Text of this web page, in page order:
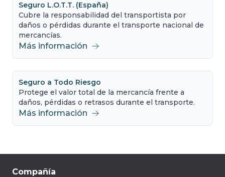
Seguro L.O.T.T. (España)
Cubre la responsabilidad del transportista por
daños o pérdidas durante el transporte nacional de
mercancías.
Más información
Seguro a Todo Riesgo
Protege el valor total de la mercancía frente a
daños, pérdidas o retrasos durante el transporte.
Más información
Compañía